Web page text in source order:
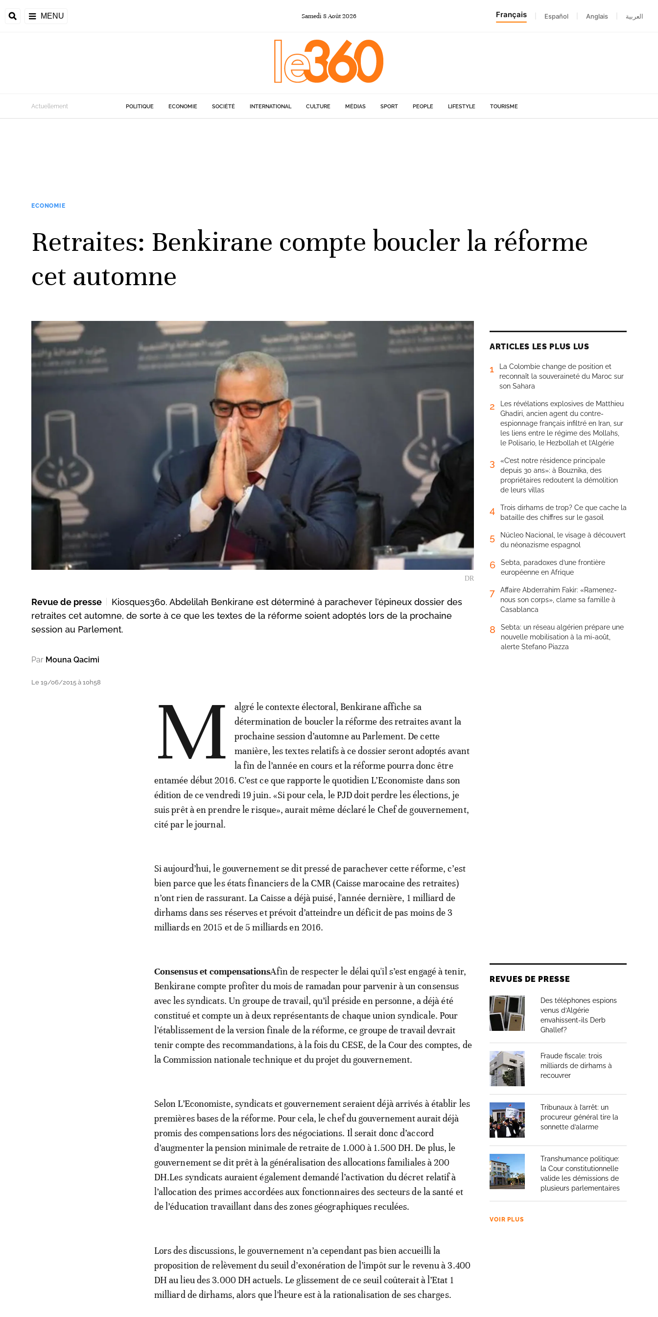
MENU Samedi 8Août2026 Français Español Anglais العربية
Actuellement POLITIQUE ECONOMIE SOCIÉTÉ INTERNATIONAL CULTURE MÉDIAS SPORT PEOPLE LIFESTYLE TOURISME
ECONOMIE
Retraites: Benkirane compte boucler la réforme
cet automne
DR
Revue de presse
Kiosques360. Abdelilah Benkirane est déterminé à parachever l’épineux dossier des
retraites cet automne, de sorte à ce que les textes de la réforme soient adoptés lors de la prochaine
session au Parlement.
Par Mouna Qacimi
Le 19/06/2015 à 10h58 M
algré le contexte électoral, Benkirane affiche sa
détermination de boucler la réforme des retraites avant la
prochaine session d’automne au Parlement. De cette
manière, les textes relatifs à ce dossier seront adoptés avant
la fin de l’année en cours et la réforme pourra donc être
entamée début 2016. C’est ce que rapporte le quotidien L’Economiste dans son
édition de ce vendredi 19 juin. «Si pour cela, le PJD doit perdre les élections, je
suis prêt à en prendre le risque», aurait même déclaré le Chef de gouvernement,
cité par le journal.
Si aujourd’hui, le gouvernement se dit pressé de parachever cette réforme, c’est
bien parce que les états financiers de la CMR (Caisse marocaine des retraites)
n’ont rien de rassurant. La Caisse a déjà puisé, l'année dernière, 1 milliard de
dirhams dans ses réserves et prévoit d’atteindre un déficit de pas moins de 3
milliards en 2015 et de 5 milliards en 2016.
Consensus et compensationsAfin de respecter le délai qu'il s’est engagé à tenir,
Benkirane compte profiter du mois de ramadan pour parvenir à un consensus
avec les syndicats. Un groupe de travail, qu’il préside en personne, a déjà été
constitué et compte un à deux représentants de chaque union syndicale. Pour
l’établissement de la version finale de la réforme, ce groupe de travail devrait
tenir compte des recommandations, à la fois du CESE, de la Cour des comptes, de
la Commission nationale technique et du projet du gouvernement.
Selon L’Economiste, syndicats et gouvernement seraient déjà arrivés à établir les
premières bases de la réforme. Pour cela, le chef du gouvernement aurait déjà
promis des compensations lors des négociations. Il serait donc d’accord
d’augmenter la pension minimale de retraite de 1.000 à 1.500 DH. De plus, le
gouvernement se dit prêt à la généralisation des allocations familiales à 200
DH.Les syndicats auraient également demandé l’activation du décret relatif à
l’allocation des primes accordées aux fonctionnaires des secteurs de la santé et
de l’éducation travaillant dans des zones géographiques reculées.
Lors des discussions, le gouvernement n’a cependant pas bien accueilli la
proposition de relèvement du seuil d’exonération de l’impôt sur le revenu à 3.400
DH au lieu des 3.000 DH actuels. Le glissement de ce seuil coûterait à l’Etat 1
milliard de dirhams, alors que l’heure est à la rationalisation de ses charges.
ARTICLES LES PLUS LUS
1
La Colombie change de position et
reconnaît la souveraineté du Maroc sur
son Sahara
2
Les révélations explosives de Matthieu
Ghadiri, ancien agent du contre-
espionnage français infiltré en Iran, sur
les liens entre le régime des Mollahs,
le Polisario, le Hezbollah et l’Algérie
3
«C’est notre résidence principale
depuis 30 ans»: à Bouznika, des
propriétaires redoutent la démolition
de leurs villas
4
Trois dirhams de trop? Ce que cache la
bataille des chiffres sur le gasoil
5
Núcleo Nacional, le visage à découvert
du néonazisme espagnol
6
Sebta, paradoxes d’une frontière
européenne en Afrique
7
Affaire Abderrahim Fakir: «Ramenez-
nous son corps», clame sa famille à
Casablanca
8
Sebta: un réseau algérien prépare une
nouvelle mobilisation à la mi-août,
alerte Stefano Piazza
REVUES DE PRESSE
Des téléphones espions
venus d’Algérie
envahissent-ils Derb
Ghallef?
Fraude fiscale: trois
milliards de dirhams à
recouvrer
Tribunaux à l’arrêt: un
procureur général tire la
sonnette d’alarme
Transhumance politique:
la Cour constitutionnelle
valide les démissions de
plusieurs parlementaires
VOIR PLUS